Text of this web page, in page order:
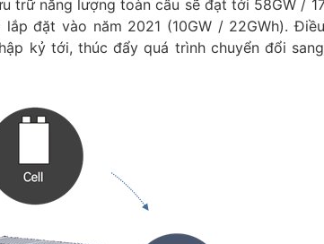
trữ năng lượng toàn cầu sẽ đạt tới 58GW /
đặt vào năm 2021 (10GW / 22GWh).
kỷ tới, thúc đẩy quá trình chuyển đổi